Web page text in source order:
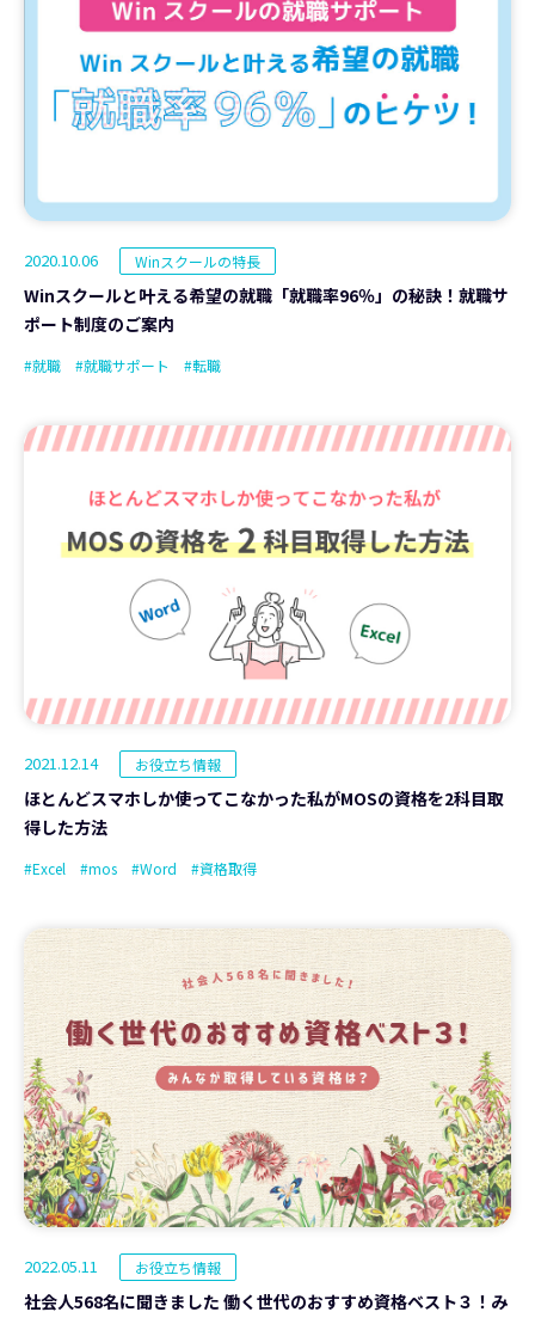
2020.10.06 Winスクールの特長
Winスクールと叶える希望の就職「就職率96％」の秘訣！就職サ
ポート制度のご案内
#就職 #就職サポート #転職
2021.12.14 お役立ち情報
ほとんどスマホしか使ってこなかった私がMOSの資格を2科目取
得した方法
#Excel #mos #Word #資格取得
2022.05.11 お役立ち情報
社会人568名に聞きました 働く世代のおすすめ資格ベスト３！み